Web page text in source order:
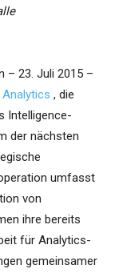
– 23. Juli 2015 –
, die
Intelligence-
der nächsten
umfasst
von
ihre bereits
für Analytics-
gemeinsamer